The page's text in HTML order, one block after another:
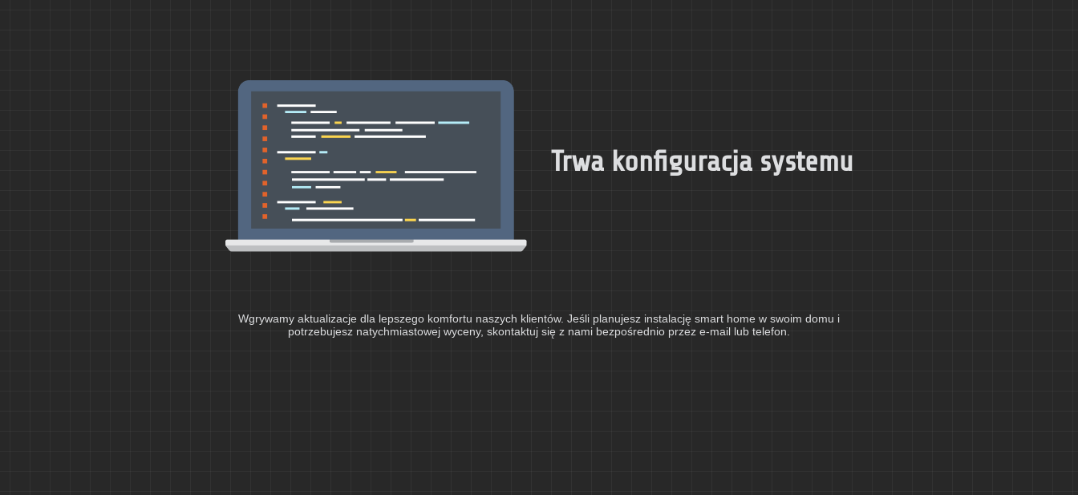
Trwa konfiguracja systemu
Wgrywamy aktualizacje dla lepszego komfortu naszych klientów. Jeśli planujesz instalację smart home w swoim domu i
potrzebujesz natychmiastowej wyceny, skontaktuj się z nami bezpośrednio przez e-mail lub telefon.